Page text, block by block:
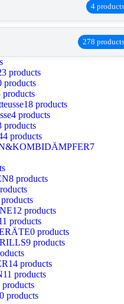
4 products
278 products
products
products
products
18 products
4 products
products
products
7
8 products
12 products
products
0 products
9 products
14 products
11 products
products
products